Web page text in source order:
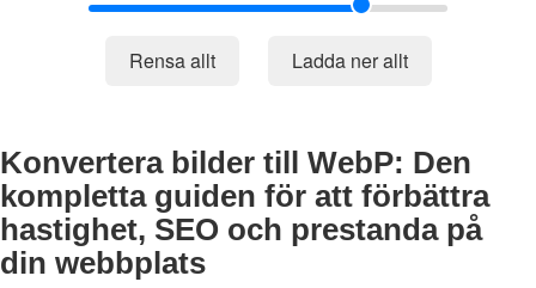
Rensa allt Ladda ner allt
Konvertera bilder till WebP: Den
kompletta guiden för att förbättra
hastighet, SEO och prestanda på
din webbplats